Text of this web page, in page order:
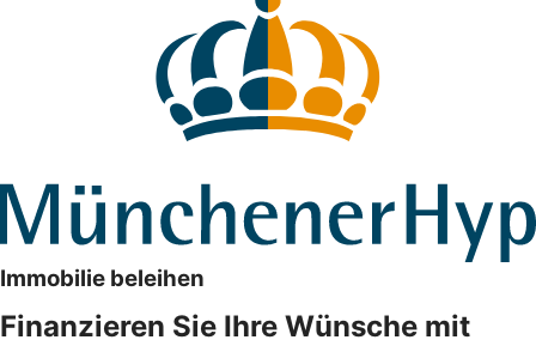
Immobilie beleihen
Finanzieren Sie Ihre Wünsche mit